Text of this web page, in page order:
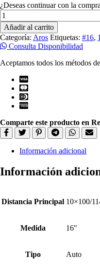
¿Deseas continuar con la
Aros
16X7.0
10X100/114.3
cantidad
Añadir al carrito
Categoría: Aros Etiquetas: #16,
Consulta Disponibilidad
Aceptamos todos los métodos
Comparte este producto en
Información adicional
Información
Distancia Principal 10×100/
Medida 16"
Tipo Auto